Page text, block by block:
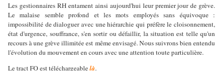
Les gestionnaires RH entament ainsi aujourd'hui leur premier jour de grève.
Le malaise semble profond et les mots employés sans équivoque :
impossibilité de dialoguer avec une hiérarchie qui préfère le cloisonnement,
état d'urgence, souffrance, s'en sortir ou défaillir, la situation est telle qu'un
recours à une grève illimitée est même envisagé. Nous suivrons bien entendu
l'évolution du mouvement en cours avec une attention toute particulière.
Le tract FO est téléchargeablelà.